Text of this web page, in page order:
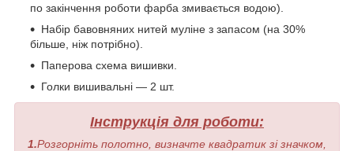
по закінчення роботи фарба змивається водою).
Набір бавовняних нитей муліне з запасом (на 30%
більше, ніж потрібно).
Паперова схема вишивки.
Голки вишивальні — 2 шт.
Інструкція для роботи:
1.Розгорніть полотно, визначте квадратик зі значком,